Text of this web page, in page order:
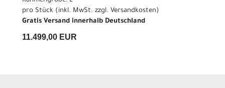
pro Stück (inkl. MwSt. zzgl. Versandkosten)
Gratis Versand innerhalb Deutschland
11.499,00 EUR